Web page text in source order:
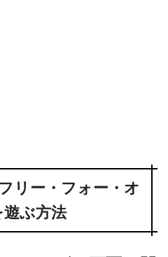
リー・フォー・オ
遊ぶ方法